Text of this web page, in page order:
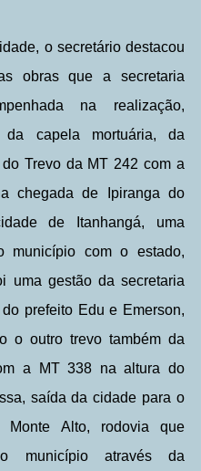
o secretário destacou
obras que a secretaria
na realização,
da capela mortuária, da
Trevo da MT 242 com a
chegada de Ipiranga do
de Itanhangá, uma
município com o estado,
uma gestão da secretaria
prefeito Edu e Emerson,
o outro trevo também da
a MT 338 na altura do
saída da cidade para o
Monte Alto, rodovia que
município através da